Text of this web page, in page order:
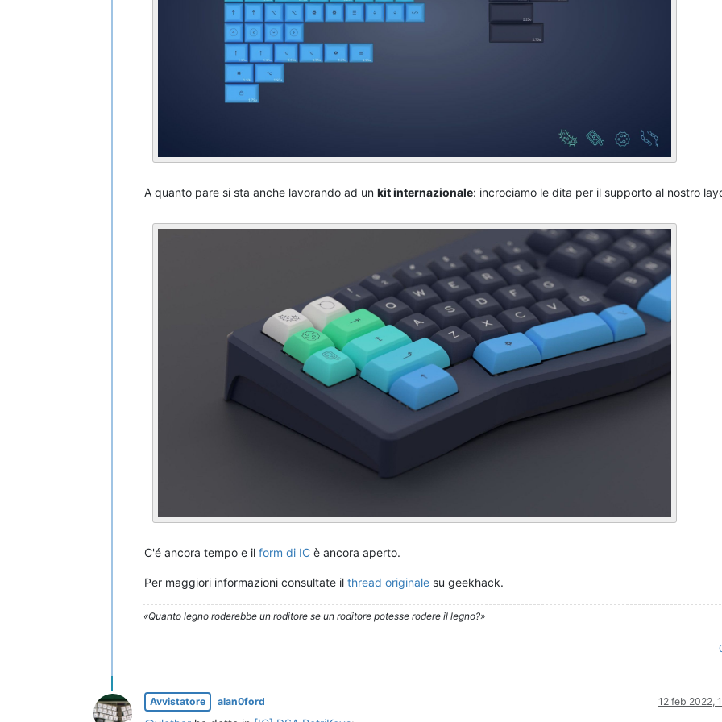
A quanto pare si sta anche lavorando ad un kit internazionale: incrociamo le dita per il supporto al nostro
C'é ancora tempo e il form di IC è ancora aperto.
Per maggiori informazioni consultate il thread originale su geekhack.
«Quanto legno roderebbe un roditore se un roditore potesse rodere il legno?»
Avvistatore alan0ford 12 feb 2022,